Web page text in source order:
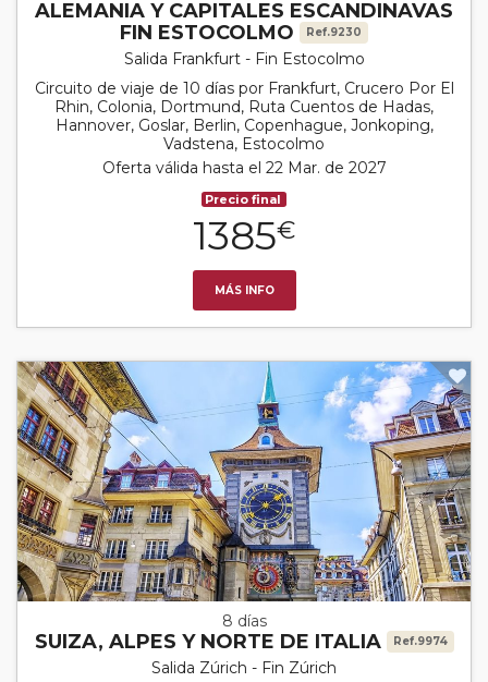
ALEMANIA Y CAPITALES ESCANDINAVAS
FIN ESTOCOLMO
Ref.9230
Salida Frankfurt - Fin Estocolmo
Circuito de viaje de 10 días por Frankfurt, Crucero Por El
Rhin, Colonia, Dortmund, Ruta Cuentos de Hadas,
Hannover, Goslar, Berlin, Copenhague, Jonkoping,
Vadstena, Estocolmo
Oferta válida hasta el 22 Mar. de 2027
Precio final
1385€
MÁS INFO
8 días
SUIZA, ALPES Y NORTE DE ITALIA Ref.9974
Salida Zúrich - Fin Zúrich